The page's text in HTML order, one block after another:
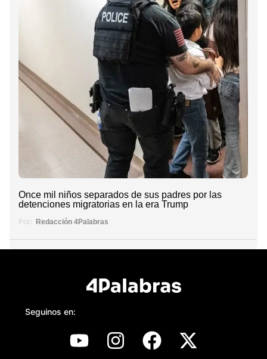
Once mil niños separados de sus padres por las
detenciones migratorias en la era Trump
Por: Redacción 4Palabras
Seguinos en: